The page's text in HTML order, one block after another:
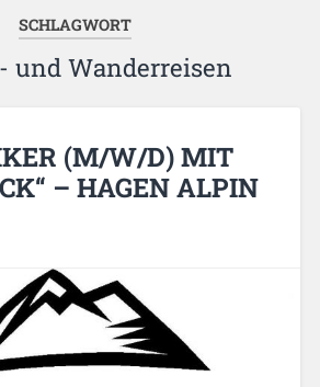
SCHLAGWORT
und Wanderreisen
(M/W/D) MIT
– HAGEN ALPIN